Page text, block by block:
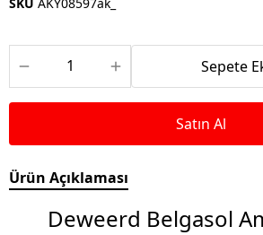
Sepete
Satın Al
Ürün Açıklaması
Deweerd Belgasol